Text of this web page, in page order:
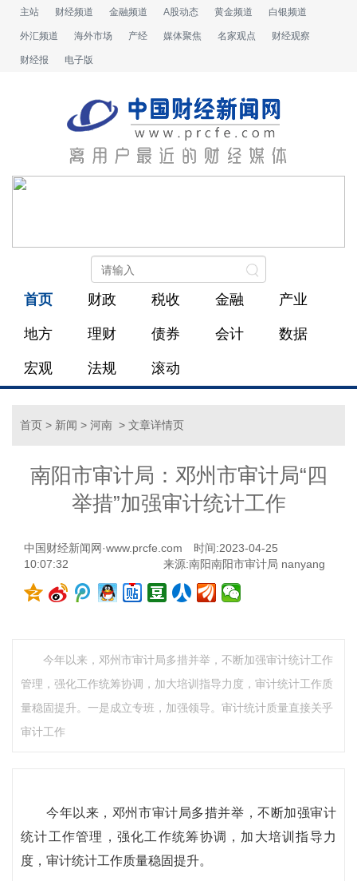
主站 财经频道 金融频道 A股动态 黄金频道 白银频道
外汇频道 海外市场 产经 媒体聚焦 名家观点 财经观察
财经报 电子版
首页 财政 税收 金融 产业
地方 理财 债券 会计 数据
宏观 法规 滚动
首页 > 新闻 > 河南 > 文章详情页
南阳市审计局：邓州市审计局“四
举措”加强审计统计工作
中国财经新闻网·www.prcfe.com
时间:2023-04-25
10:07:32
来源:南阳南阳市审计局 nanyang
今年以来，邓州市审计局多措并举，不断加强审计统计工作
管理，强化工作统筹协调，加大培训指导力度，审计统计工作质
量稳固提升。一是成立专班，加强领导。审计统计质量直接关乎
审计工作
今年以来，邓州市审计局多措并举，不断加强审计
统计工作管理，强化工作统筹协调，加大培训指导力
度，审计统计工作质量稳固提升。